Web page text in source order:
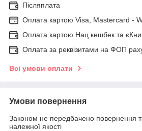
Післяплата
Оплата картою Visa, Mastercard -
Оплата картою Нац кешбек та
Оплата за реквізитами на ФОП
Всі умови оплати
Умови повернення
Законом не передбачено повернення
належної якості